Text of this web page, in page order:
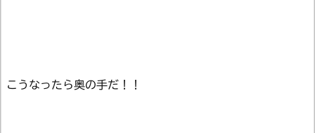
こうなったら奥の手だ！！